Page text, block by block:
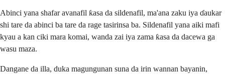
Abinci yana shafar avanafil ƙasa da sildenafil, ma'ana zaku iya ɗaukar
shi tare da abinci ba tare da rage tasirinsa ba. Sildenafil yana aiki mafi
kyau a kan ciki mara komai, wanda zai iya zama ƙasa da dacewa ga
wasu maza.
Dangane da illa, duka magungunan suna da irin wannan bayanin,